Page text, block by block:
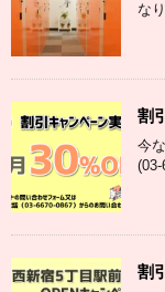
な
割
今
割